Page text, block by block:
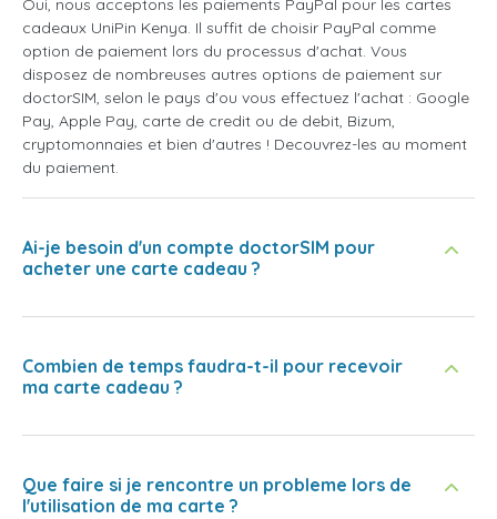
Oui, nous acceptons les paiements PayPal pour les cartes
cadeaux UniPin Kenya. Il suffit de choisir PayPal comme
option de paiement lors du processus d'achat. Vous
disposez de nombreuses autres options de paiement sur
doctorSIM, selon le pays d'ou vous effectuez l'achat : Google
Pay, Apple Pay, carte de credit ou de debit, Bizum,
cryptomonnaies et bien d'autres ! Decouvrez-les au moment
du paiement.
Ai-je besoin d'un compte doctorSIM pour
acheter une carte cadeau ?
Combien de temps faudra-t-il pour recevoir
ma carte cadeau ?
Que faire si je rencontre un probleme lors de
l'utilisation de ma carte ?